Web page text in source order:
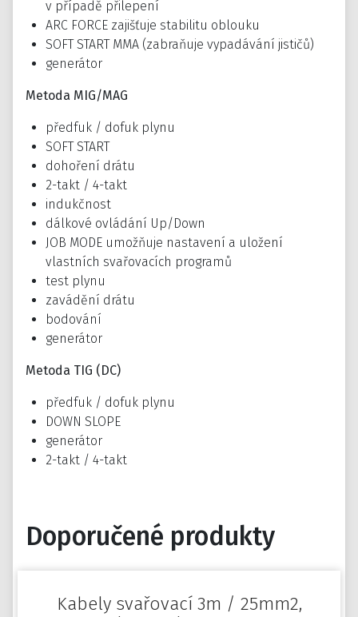
v případě přilepení
ARC FORCE zajišťuje stabilitu oblouku
SOFT START MMA (zabraňuje vypadávání jističů)
generátor
Metoda MIG/MAG
předfuk / dofuk plynu
SOFT START
dohoření drátu
2-takt / 4-takt
indukčnost
dálkové ovládání Up/Down
JOB MODE umožňuje nastavení a uložení
vlastních svařovacích programů
test plynu
zavádění drátu
bodování
generátor
Metoda TIG (DC)
předfuk / dofuk plynu
DOWN SLOPE
generátor
2-takt / 4-takt
Doporučené produkty
Kabely svařovací 3m / 25mm2,